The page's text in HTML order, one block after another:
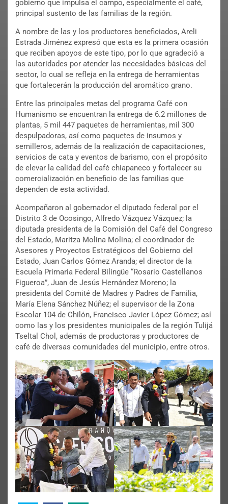
gobierno que impulsa el campo, especialmente el café,
principal sustento de las familias de la región.
A nombre de las y los productores beneficiados, Areli
Estrada Jiménez expresó que esta es la primera ocasión
que reciben apoyos de este tipo, por lo que agradeció a
las autoridades por atender las necesidades básicas del
sector, lo cual se refleja en la entrega de herramientas
que fortalecerán la producción del aromático grano.
Entre las principales metas del programa Café con
Humanismo se encuentran la entrega de 6.2 millones de
plantas, 5 mil 447 paquetes de herramientas, mil 300
despulpadoras, así como paquetes de insumos y
semilleros, además de la realización de capacitaciones,
servicios de cata y eventos de barismo, con el propósito
de elevar la calidad del café chiapaneco y fortalecer su
comercialización en beneficio de las familias que
dependen de esta actividad.
Acompañaron al gobernador el diputado federal por el
Distrito 3 de Ocosingo, Alfredo Vázquez Vázquez; la
diputada presidenta de la Comisión del Café del Congreso
del Estado, Maritza Molina Molina; el coordinador de
Asesores y Proyectos Estratégicos del Gobierno del
Estado, Juan Carlos Gómez Aranda; el director de la
Escuela Primaria Federal Bilingüe “Rosario Castellanos
Figueroa”, Juan de Jesús Hernández Moreno; la
presidenta del Comité de Madres y Padres de Familia,
María Elena Sánchez Núñez; el supervisor de la Zona
Escolar 104 de Chilón, Francisco Javier López Gómez; así
como las y los presidentes municipales de la región Tulijá
Tseltal Chol, además de productoras y productores de
café de diversas comunidades del municipio, entre otros.